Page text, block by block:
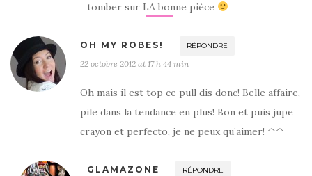
tomber sur LA bonne pièce
OH MY ROBES! RÉPONDRE
22 octobre 2012 at 17 h 44 min
Oh mais il est top ce pull dis donc! Belle affaire,
pile dans la tendance en plus! Bon et puis jupe
crayon et perfecto, je ne peux qu’aimer! ^^
GLAMAZONE RÉPONDRE